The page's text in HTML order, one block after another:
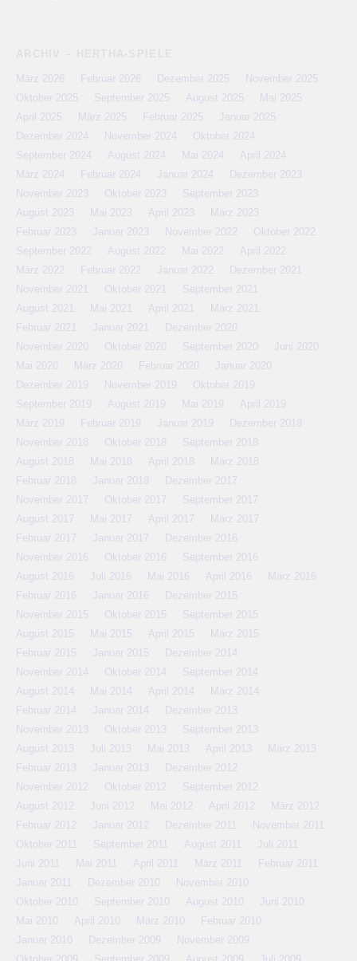
März 2026 Februar 2026 Dezember 2025
November 2025
Oktober 2025
September 2025 August 2025
Mai 2025
April 2025
März 2025 Februar 2025
Januar 2025
Dezember 2024
November 2024
Oktober 2024
September 2024
August 2024 Mai 2024
April 2024
März 2024
Februar 2024 Januar 2024
Dezember 2023
November 2023
Oktober 2023
September 2023
August 2023
Mai 2023 April 2023
März 2023
Februar 2023
Januar 2023 November 2022
Oktober 2022
September 2022
August 2022 Mai 2022
April 2022
März 2022
Februar 2022 Januar 2022
Dezember 2021
November 2021
Oktober 2021
September 2021
August 2021
Mai 2021 April 2021
März 2021
Februar 2021
Januar 2021
Dezember 2020
November 2020
Oktober 2020 September 2020
Juni 2020
Mai 2020
März 2020 Februar 2020
Januar 2020
Dezember 2019
November 2019
Oktober 2019
September 2019
August 2019 Mai 2019
April 2019
März 2019
Februar 2019 Januar 2019
Dezember 2018
November 2018
Oktober 2018
September 2018
August 2018
Mai 2018 April 2018
März 2018
Februar 2018
Januar 2018
Dezember 2017
November 2017
Oktober 2017
September 2017
August 2017
Mai 2017 April 2017
März 2017
Februar 2017
Januar 2017
Dezember 2016
November 2016
Oktober 2016
September 2016
August 2016
Juli 2016 Mai 2016 April 2016
März 2016
Februar 2016
Januar 2016
Dezember 2015
November 2015
Oktober 2015
September 2015
August 2015
Mai 2015 April 2015
März 2015
Februar 2015
Januar 2015
Dezember 2014
November 2014
Oktober 2014
September 2014
August 2014
Mai 2014 April 2014
März 2014
Februar 2014
Januar 2014
Dezember 2013
November 2013
Oktober 2013
September 2013
August 2013
Juli 2013 Mai 2013 April 2013
März 2013
Februar 2013
Januar 2013
Dezember 2012
November 2012
Oktober 2012
September 2012
August 2012
Juni 2012 Mai 2012 April 2012
März 2012
Februar 2012
Januar 2012 Dezember 2011
November 2011
Oktober 2011
September 2011 August 2011
Juli 2011
Juni 2011
Mai 2011 April 2011 März 2011
Februar 2011
Januar 2011
Dezember 2010
November 2010
Oktober 2010
September 2010 August 2010
Juni 2010
Mai 2010
April 2010 März 2010
Februar 2010
Januar 2010
Dezember 2009
November 2009